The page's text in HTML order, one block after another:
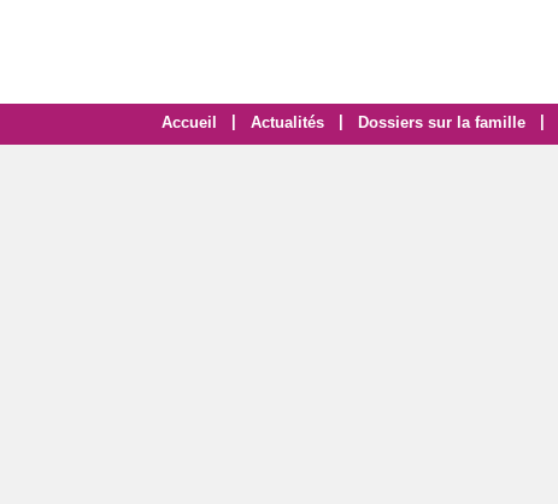
Accueil Actualités Dossiers sur la famille